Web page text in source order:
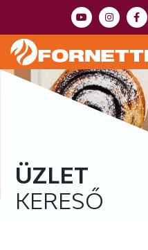
ÜZLET
KERESŐ